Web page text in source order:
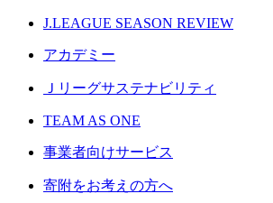
J.LEAGUE SEASON REVIEW
アカデミー
Ｊリーグサステナビリティ
TEAM AS ONE
事業者向けサービス
寄附をお考えの方へ